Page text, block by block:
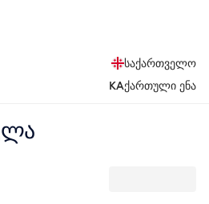
საქართველო
KAქართული ენა